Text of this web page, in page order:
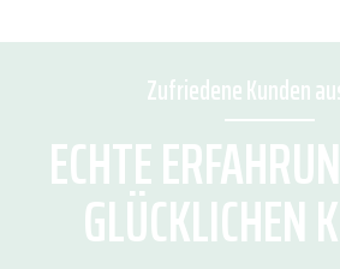
Zufriedene Kunden
ECHTE
GLÜCKLICHEN